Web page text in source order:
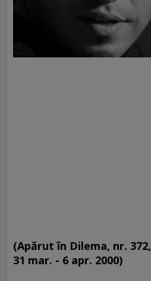
(Apărut în Dilema, nr. 372,
31 mar. - 6 apr. 2000)